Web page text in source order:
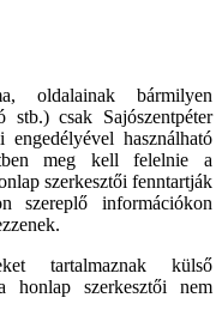
oldalainak bármilyen
stb.) csak Sajószentpéter
használható
meg kell felelnie a
szerkesztői fenntartják
szereplő információkon
tartalmaznak külső
honlap szerkesztői nem